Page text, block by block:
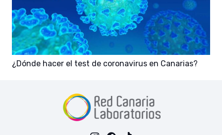
¿Dónde hacer el test de coronavirus en Canarias?